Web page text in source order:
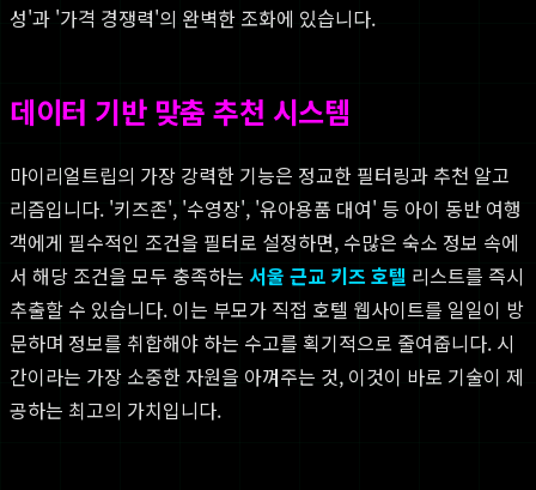
성'과 '가격 경쟁력'의 완벽한 조화에 있습니다.
데이터 기반 맞춤 추천 시스템
마이리얼트립의 가장 강력한 기능은 정교한 필터링과 추천 알고
리즘입니다. '키즈존', '수영장', '유아용품 대여' 등 아이 동반 여행
객에게 필수적인 조건을 필터로 설정하면, 수많은 숙소 정보 속에
서 해당 조건을 모두 충족하는 서울 근교 키즈 호텔 리스트를 즉시
추출할 수 있습니다. 이는 부모가 직접 호텔 웹사이트를 일일이 방
문하며 정보를 취합해야 하는 수고를 획기적으로 줄여줍니다. 시
간이라는 가장 소중한 자원을 아껴주는 것, 이것이 바로 기술이 제
공하는 최고의 가치입니다.